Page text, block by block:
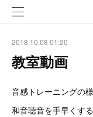
2018.10.08 01:20
教室動画
音感トレーニングの様
和音聴音を手早くす